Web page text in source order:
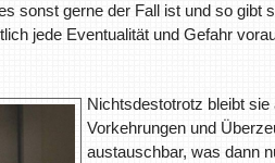
sonst gerne der Fall ist und so gibt
jede Eventualität und Gefahr
Nichtsdestotrotz bleibt
Vorkehrungen und
austauschbar, was dann